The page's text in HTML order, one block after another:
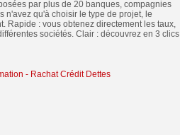
par plus de 20 banques, compagnies
n'avez qu'à choisir le type de projet, le
Rapide : vous obtenez directement les taux,
sociétés. Clair : découvrez en 3 clics
- Rachat Crédit Dettes